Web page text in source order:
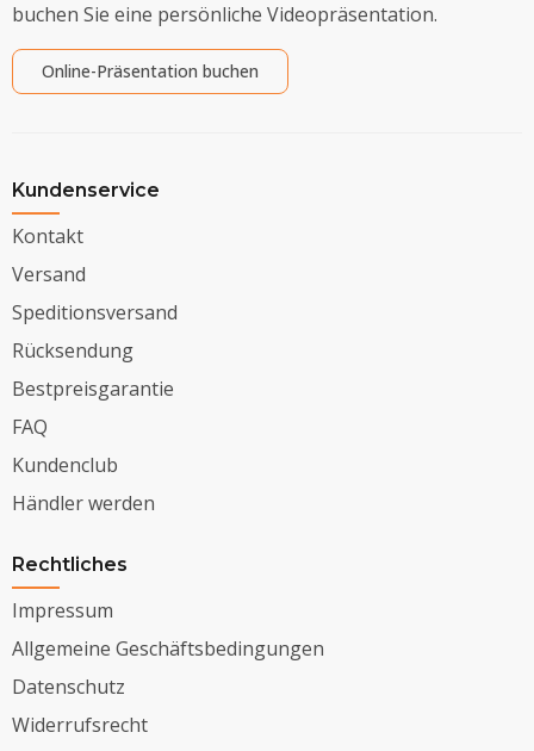
buchen Sie eine persönliche Videopräsentation.
Online-Präsentation buchen
Kundenservice
Kontakt
Versand
Speditionsversand
Rücksendung
Bestpreisgarantie
FAQ
Kundenclub
Händler werden
Rechtliches
Impressum
Allgemeine Geschäftsbedingungen
Datenschutz
Widerrufsrecht